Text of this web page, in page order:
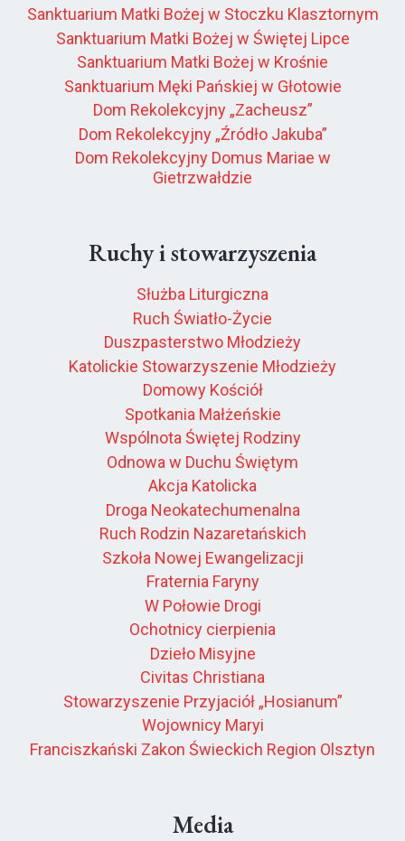
Sanktuarium Matki Bożej w Stoczku Klasztornym
Sanktuarium Matki Bożej w Świętej Lipce
Sanktuarium Matki Bożej w Krośnie
Sanktuarium Męki Pańskiej w Głotowie
Dom Rekolekcyjny „Zacheusz”
Dom Rekolekcyjny „Źródło Jakuba”
Dom Rekolekcyjny Domus Mariae w
Gietrzwałdzie
Ruchy i stowarzyszenia
Służba Liturgiczna
Ruch Światło-Życie
Duszpasterstwo Młodzieży
Katolickie Stowarzyszenie Młodzieży
Domowy Kościół
Spotkania Małżeńskie
Wspólnota Świętej Rodziny
Odnowa w Duchu Świętym
Akcja Katolicka
Droga Neokatechumenalna
Ruch Rodzin Nazaretańskich
Szkoła Nowej Ewangelizacji
Fraternia Faryny
W Połowie Drogi
Ochotnicy cierpienia
Dzieło Misyjne
Civitas Christiana
Stowarzyszenie Przyjaciół „Hosianum”
Wojownicy Maryi
Franciszkański Zakon Świeckich Region Olsztyn
Media